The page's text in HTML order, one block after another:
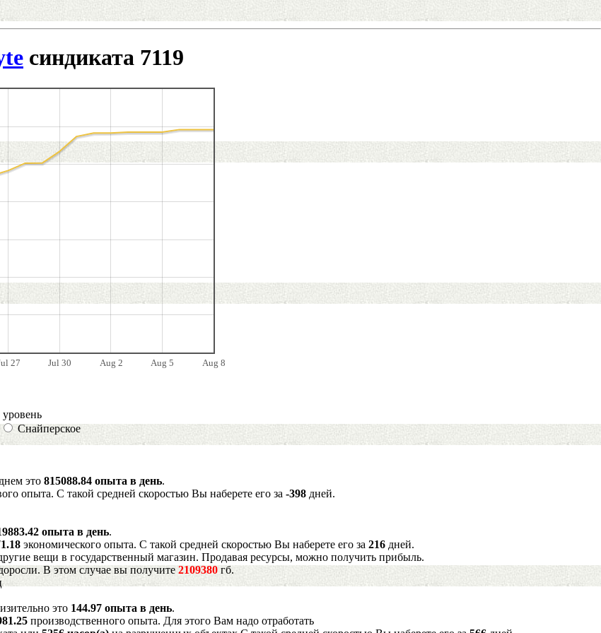
синдиката 7119
27 Jul 30 Aug 2 Aug 5 Aug 8
Снайперское
это 815088.84 опыта в день.
опыта. С такой средней скоростью Вы наберете его за -398 дней.
опыта в день.
экономического опыта. С такой средней скоростью Вы наберете его за 216 дней.
вещи в государственный магазин. Продавая ресурсы, можно получить прибыль.
В этом случае вы получите 2109380 гб.
это 144.97 опыта в день.
производственного опыта. Для этого Вам надо отработать